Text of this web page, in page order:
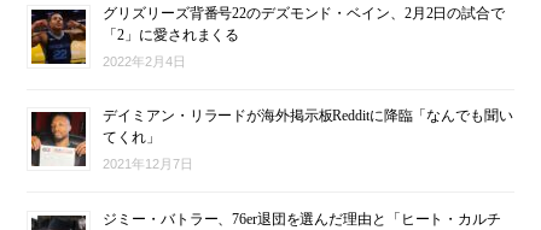
グリズリーズ背番号22のデズモンド・ベイン、2月2日の試合で
「2」に愛されまくる
2022年2月4日
デイミアン・リラードが海外掲示板Redditに降臨「なんでも聞い
てくれ」
2021年12月7日
ジミー・バトラー、76er退団を選んだ理由と「ヒート・カルチ